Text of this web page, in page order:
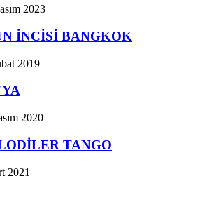
2023
İNCİSİ BANGKOK
2019
2020
TANGO
2021